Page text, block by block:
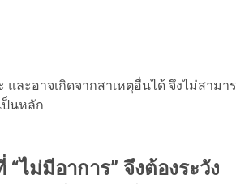
และอาจเกิดจากสาเหตุอื่นได้ จึงไม่สาม
ป็นหลัก
ไม่มีอาการ” จึงต้องระวัง